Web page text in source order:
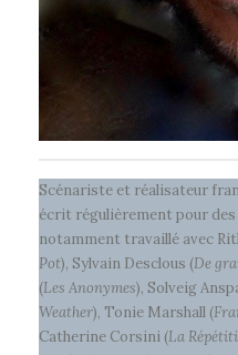
Scénariste et réalisateur
écrit régulièrement pour
notamment travaillé avec
Pot), Sylvain Desclous (De
(Les Anonymes), Solveig
Weather), Tonie Marshall (
Catherine Corsini (La